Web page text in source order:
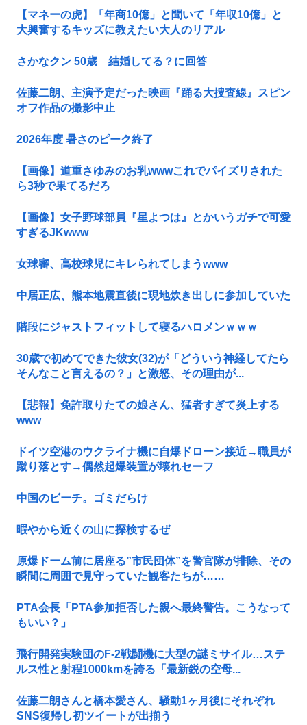
【マネーの虎】「年商10億」と聞いて「年収10億」と
大興奮するキッズに教えたい大人のリアル
さかなクン 50歳 結婚してる？に回答
佐藤二朗、主演予定だった映画『踊る大捜査線』スピン
オフ作品の撮影中止
2026年度 暑さのピーク終了
【画像】道重さゆみのお乳wwwこれでパイズリされた
ら3秒で果てるだろ
【画像】女子野球部員『星よつは』とかいうガチで可愛
すぎるJKwww
女球審、高校球児にキレられてしまうwww
中居正広、熊本地震直後に現地炊き出しに参加していた
階段にジャストフィットして寝るハロメンｗｗｗ
30歳で初めてできた彼女(32)が「どういう神経してたら
そんなこと言えるの？」と激怒、その理由が...
【悲報】免許取りたての娘さん、猛者すぎて炎上する
www
ドイツ空港のウクライナ機に自爆ドローン接近→職員が
蹴り落とす→偶然起爆装置が壊れセーフ
中国のビーチ。ゴミだらけ
暇やから近くの山に探検するぜ
原爆ドーム前に居座る”市民団体”を警官隊が排除、その
瞬間に周囲で見守っていた観客たちが……
PTA会長「PTA参加拒否した親へ最終警告。こうなって
もいい？」
飛行開発実験団のF-2戦闘機に大型の謎ミサイル…ステ
ルス性と射程1000kmを誇る「最新鋭の空母...
佐藤二朗さんと橋本愛さん、騒動1ヶ月後にそれぞれ
SNS復帰し初ツイートが出揃う